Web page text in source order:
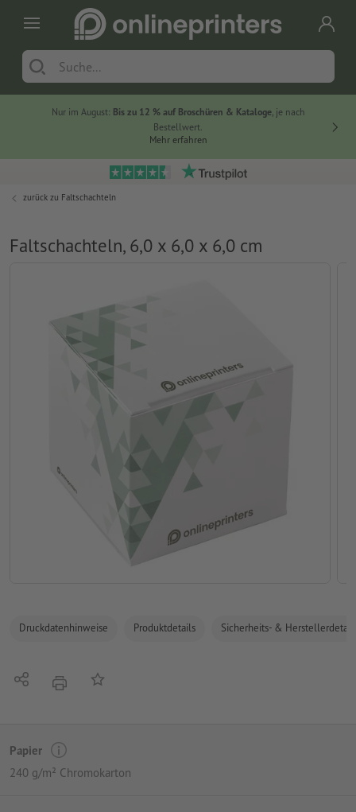
Nur im August: Bis zu 12 % auf Broschüren & Kataloge, je nach
Bestellwert.
Mehr erfahren
zurück zu Faltschachteln
Faltschachteln, 6,0 x 6,0 x 6,0 cm
Druckdatenhinweise Produktdetails Sicherheits- &
Teilen DruckenAuf die Merkliste
Papier
240 g/m² Chromokarton